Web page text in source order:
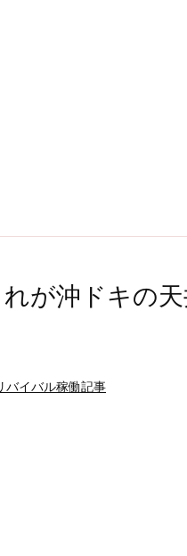
れが沖ドキの
バイバル稼働記事